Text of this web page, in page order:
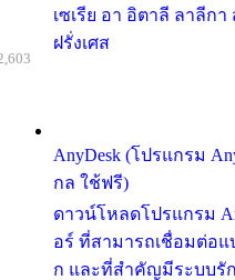
เซเรีย อา อิตาลี ลาลีกา
ฝรั่งเศส
AnyDesk (โปรแกรม
กล ใช้ฟรี)
ดาวน์โหลดโปรแกรม
อร์ ที่สามารถเชื่อมต่อ
ก และที่สำคัญมีระบบรั